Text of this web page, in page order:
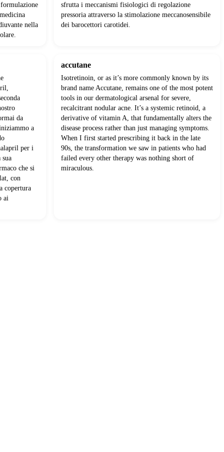
nella
sfrutta i meccanismi fisiologici di regolazione
pressoria attraverso la stimolazione meccanosensibile
dei barocettori carotidei.
da
a
per i
che si
con
copertura
ai
accutane
Isotretinoin, or as it’s more commonly known by its
brand name Accutane, remains one of the most potent
tools in our dermatological arsenal for severe,
recalcitrant nodular acne. It’s a systemic retinoid, a
derivative of vitamin A, that fundamentally alters the
disease process rather than just managing symptoms.
When I first started prescribing it back in the late
90s, the transformation we saw in patients who had
failed every other therapy was nothing short of
miraculous.